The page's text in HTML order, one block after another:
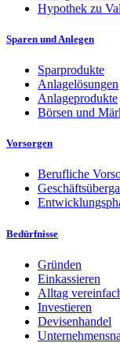
Hypothek zu
Sparen und Anlegen
Sparprodukte
Anlagelösungen
Anlageprodukte
Börsen und
Vorsorgen
Berufliche
Bedürfnisse
Gründen
Einkassieren
Alltag
Investieren
Devisenhandel